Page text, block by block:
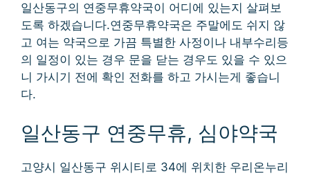
일산동구의 연중무휴약국이 어디에 있는지 살펴보
도록 하겠습니다.연중무휴약국은 주말에도 쉬지 않
고 여는 약국으로 가끔 특별한 사정이나 내부수리등
의 일정이 있는 경우 문을 닫는 경우도 있을 수 있으
니 가시기 전에 확인 전화를 하고 가시는게 좋습니
다.
일산동구 연중무휴, 심야약국
고양시 일산동구 위시티로 34에 위치한 우리온누리